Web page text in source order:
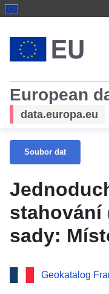
European
data.europa.eu
Soubor dat
stahování
sady:
Geokatalog